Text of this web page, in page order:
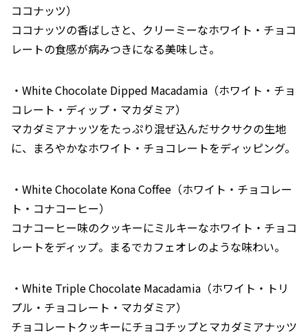
ココナッツ）
ココナッツの香ばしさと、クリーミーなホワイト・チョコ
レートの食感が病みつきになる美味しさ。
・White Chocolate Dipped Macadamia（ホワイト・チョ
コレート・ディップ・マカダミア）
マカダミアナッツをたっぷり混ぜ込んだサクサクの生地
に、まろやかなホワイト・チョコレートをディッピング。
・White Chocolate Kona Coffee（ホワイト・チョコレー
ト・コナコーヒー）
コナコーヒー味のクッキーにミルキーなホワイト・チョコ
レートをディップ。まるでカフェオレのような味わい。
・White Triple Chocolate Macadamia（ホワイト・トリ
プル・チョコレート・マカダミア）
チョコレートクッキーにチョコチップとマカダミアナッツ